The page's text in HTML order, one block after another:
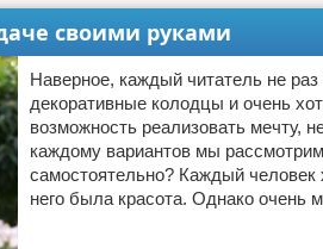
своими руками
Наверное, каждый читатель не
декоративные колодцы и очень
возможность реализовать мечту,
каждому вариантов мы
самостоятельно? Каждый человек
него была красота. Однако очень